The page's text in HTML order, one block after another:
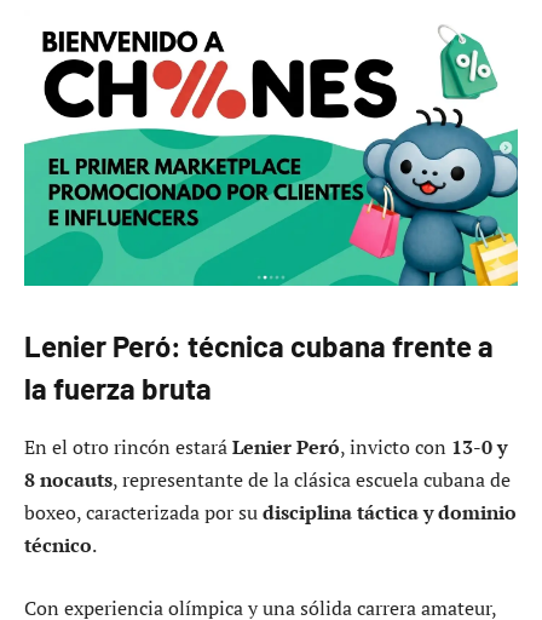
Lenier Peró: técnica cubana frente a
la fuerza bruta
En el otro rincón estaráLenier Peró, invicto con 13-0 y
8 nocauts, representante de la clásica escuela cubana de
boxeo, caracterizada por sudisciplina táctica y dominio
técnico.
Con experiencia olímpica y una sólida carrera amateur,